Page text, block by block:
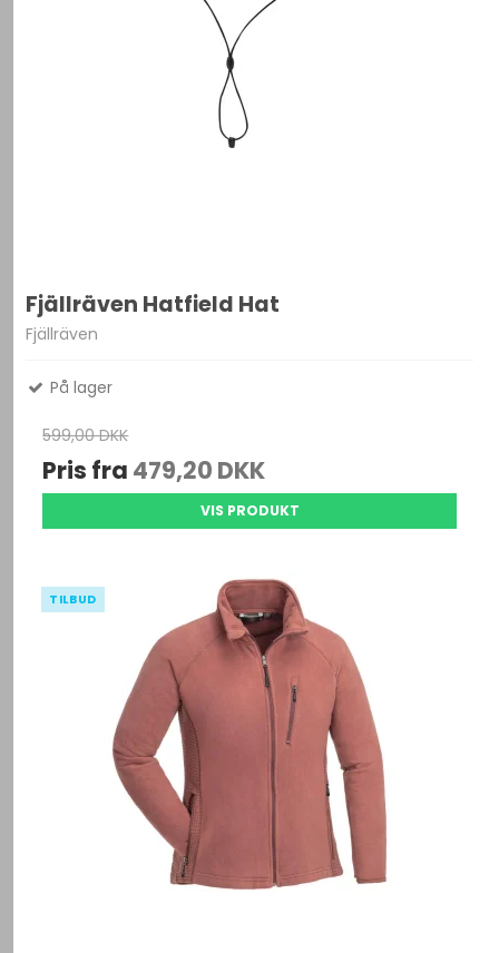
Fjällräven Hatfield Hat
Fjällräven
På lager
599,00 DKK
Pris fra 479,20 DKK
VIS PRODUKT
TILBUD